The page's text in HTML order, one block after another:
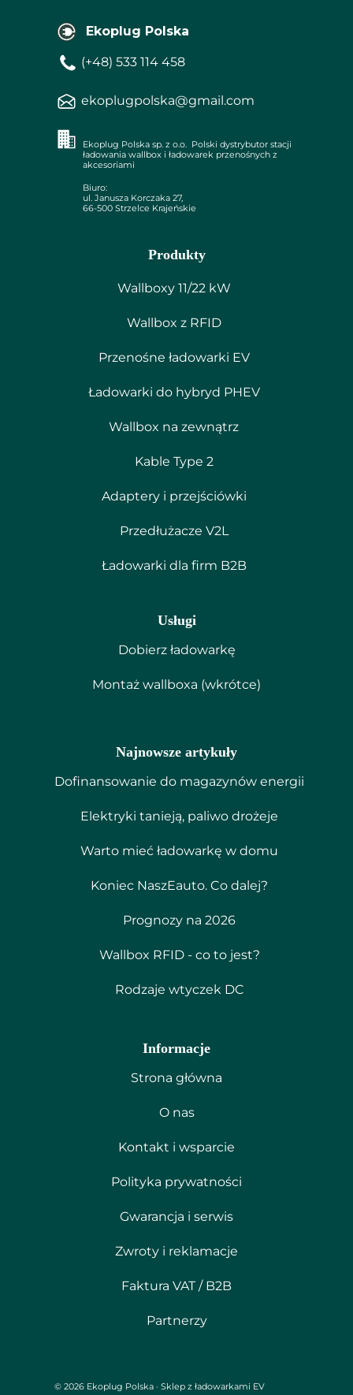
© 2026 Ekoplug Polska · Sklep z ładowarkami EV
Produkty
Wallboxy 11/22 kW
Wallbox z RFID
Przenośne ładowarki EV
Ładowarki do hybryd PHEV
Wallbox na zewnątrz
Kable Type 2
Adaptery i przejściówki
Przedłużacze V2L
Ładowarki dla firm B2B
Najnowsze artykuły
Dofinansowanie do magazynów energii
Elektryki tanieją, paliwo drożeje
Warto mieć ładowarkę w domu
Koniec NaszEauto. Co dalej?
Prognozy na 2026
Wallbox RFID - co to jest?
Rodzaje wtyczek DC
(+48) 533 114 458
ekoplugpolska@gmail.com
Ekoplug Polska sp. z o.o. Polski dystrybutor stacji
ładowania wallbox i ładowarek przenośnych z
akcesoriami
Biuro:
ul. Janusza Korczaka 27,
66-500 Strzelce Krajeńskie
Ekoplug Polska
Informacje
Strona główna
O nas
Kontakt i wsparcie
Polityka prywatności
Gwarancja i serwis
Zwroty i reklamacje
Faktura VAT / B2B
Partnerzy
Usługi
Dobierz ładowarkę
Montaż wallboxa (wkrótce)